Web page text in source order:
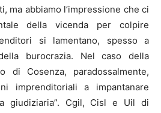
ma abbiamo l’impressione che ci
della vicenda per colpire
si lamentano, spesso a
burocrazia. Nel caso della
di Cosenza, paradossalmente,
imprenditoriali a impantanare
giudiziaria”. Cgil, Cisl e Uil di